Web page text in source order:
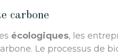
carbone
écologiques, les
Le processus de